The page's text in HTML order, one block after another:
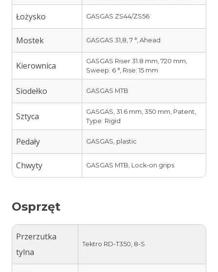
Łożysko GASGAS ZS44/ZS56
Mostek GASGAS 31,8, 7 °, Ahead
Kierownica
GASGAS Riser 31.8 mm, 720 mm,
Sweep: 6 °, Rise: 15 mm
Siodełko GASGAS MTB
Sztyca
GASGAS, 31.6 mm, 350 mm, Patent,
Type: Rigid
Pedały GASGAS, plastic
Chwyty GASGAS MTB, Lock-on grips
Osprzęt
Przerzutka
tylna
Tektro RD-T350, 8-S